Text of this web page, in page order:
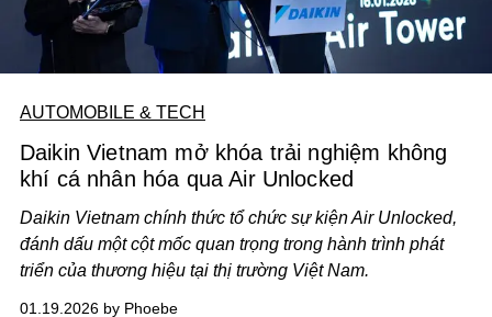
AUTOMOBILE & TECH
Daikin Vietnam mở khóa trải nghiệm không
khí cá nhân hóa qua Air Unlocked
Daikin Vietnam chính thức tổ chức sự kiện Air Unlocked,
đánh dấu một cột mốc quan trọng trong hành trình phát
triển của thương hiệu tại thị trường Việt Nam.
01.19.2026 by Phoebe